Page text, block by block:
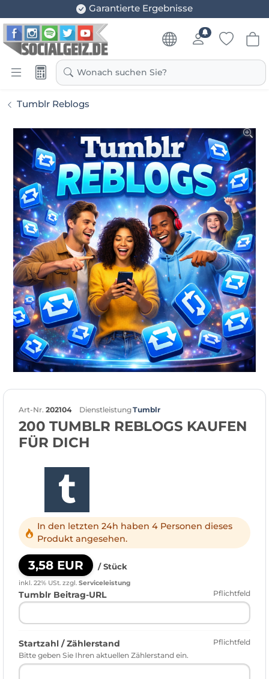
Garantierte Ergebnisse
Wonach suchen Sie?
Tumblr Reblogs
Art-Nr. 202104 DienstleistungTumblr
200 TUMBLR REBLOGS KAUFEN
FÜR DICH
In den letzten 24h haben 4 Personen dieses
Produkt angesehen.
3,58 EUR / Stück
inkl. 22% USt. zzgl. Serviceleistung
Tumblr Beitrag-URL Pflichtfeld
Startzahl / Zählerstand
Pflichtfeld
Bitte geben Sie Ihren aktuellen Zählerstand ein.